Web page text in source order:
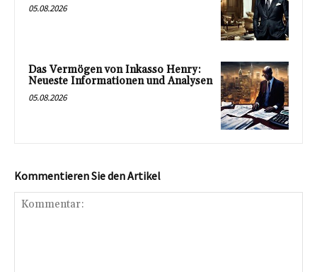
05.08.2026
Das Vermögen von Inkasso Henry:
Neueste Informationen und Analysen
05.08.2026
Kommentieren Sie den Artikel